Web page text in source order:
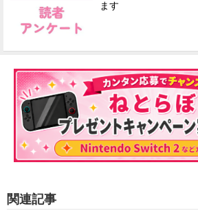
ます
関連記事